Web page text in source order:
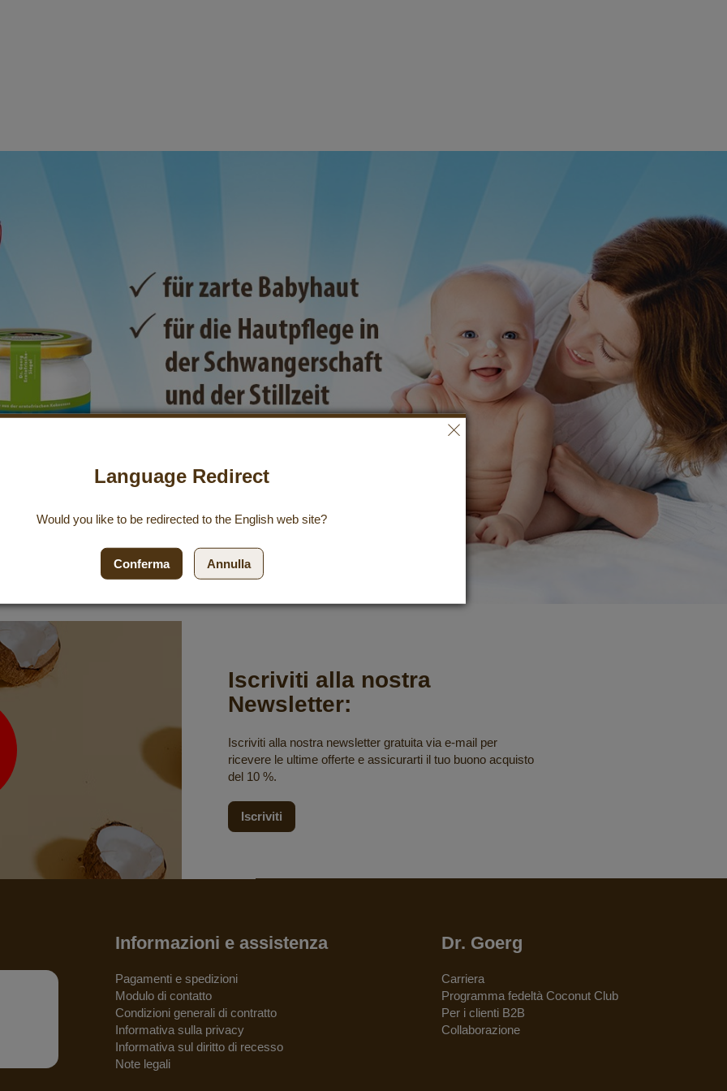
Iscriviti alla nostra
Newsletter:
Iscriviti alla nostra newsletter gratuita via e-mail per
ricevere le ultime offerte e assicurarti il tuo buono acquisto
del 10 %.
Iscriviti
Informazioni e assistenza
Pagamenti e spedizioni
Modulo di contatto
Condizioni generali di contratto
Informativa sulla privacy
Informativa sul diritto di recesso
Note legali
Dr. Goerg
Carriera
Programma fedeltà Coconut Club
Per i clienti B2B
Collaborazione
Language Redirect
Would you like to be redirected to the English web site?
Conferma Annulla